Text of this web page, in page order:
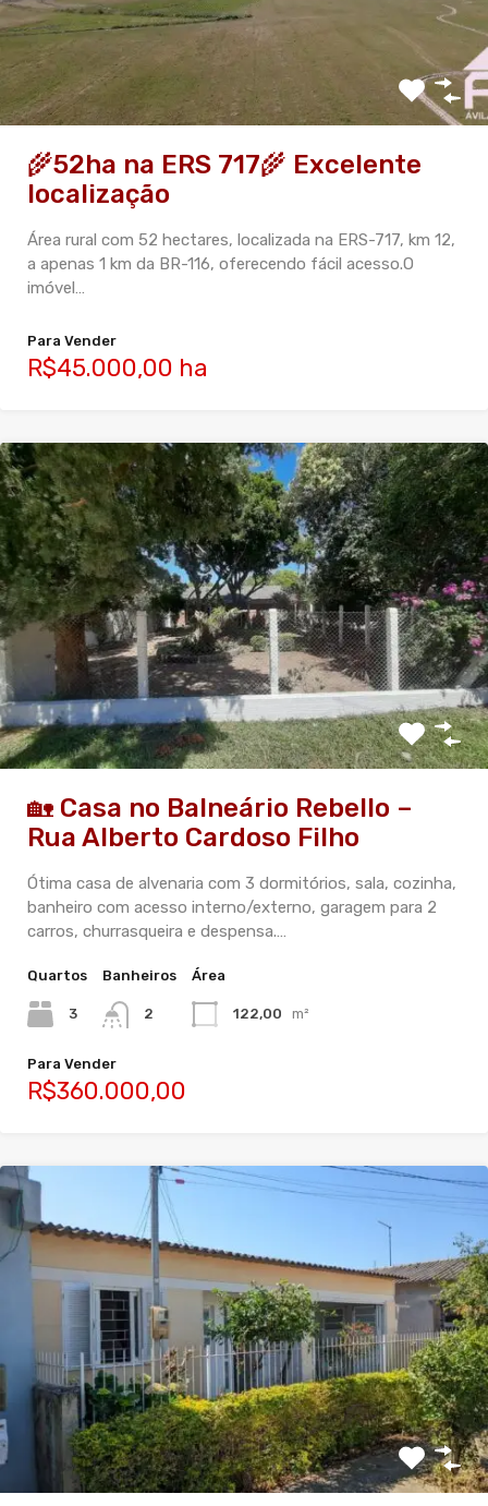
🌾52ha na ERS 717🌾 Excelente
localização
Área rural com 52 hectares, localizada na ERS-717, km 12,
a apenas 1 km da BR-116, oferecendo fácil acesso.O
imóvel…
Para Vender
R$45.000,00 ha
🏡 Casa no Balneário Rebello –
Rua Alberto Cardoso Filho
Ótima casa de alvenaria com 3 dormitórios, sala, cozinha,
banheiro com acesso interno/externo, garagem para 2
carros, churrasqueira e despensa.…
Quartos
3
Banheiros
2
Área
122,00 m²
Para Vender
R$360.000,00